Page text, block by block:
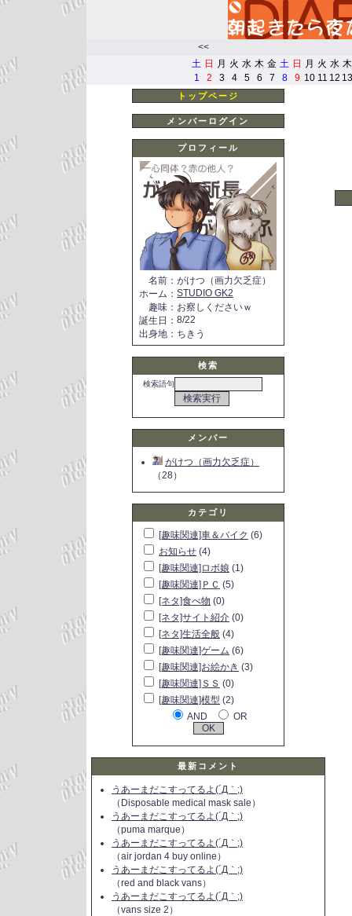
<<
土 日 月 火 水 木 金 土 日 月 火 水 木
1
2 3 4 5 6 7 8 9 10 11 12 13
トップページ
メンバーログイン
プロフィール
名前 ： がけつ（画力欠乏症）
ホーム ： STUDIO GK2
趣味 ： お察しくださいｗ
誕生日 ： 8/22
出身地 ： ちきう
検索
検索語句
メンバー
がけつ（画力欠乏症）
（28）
カテゴリ
[趣味関連]車＆バイク (6)
お知らせ (4)
[趣味関連]ロボ娘 (1)
[趣味関連]ＰＣ (5)
[ネタ]食べ物 (0)
[ネタ]サイト紹介 (0)
[ネタ]生活全般 (4)
[趣味関連]ゲーム (6)
[趣味関連]お絵かき (3)
[趣味関連]ＳＳ (0)
[趣味関連]模型 (2)
AND
OR
最新コメント
うあーまだこすってるよ(´Д｀;)
（Disposable medical mask sale）
うあーまだこすってるよ(´Д｀;)
（puma marque）
うあーまだこすってるよ(´Д｀;)
（air jordan 4 buy online）
うあーまだこすってるよ(´Д｀;)
（red and black vans）
うあーまだこすってるよ(´Д｀;)
（vans size 2）